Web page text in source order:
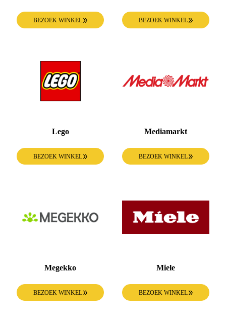
BEZOEK WINKEL BEZOEK WINKEL
Lego
BEZOEK WINKEL
Mediamarkt
BEZOEK WINKEL
Megekko
BEZOEK WINKEL
Miele
BEZOEK WINKEL